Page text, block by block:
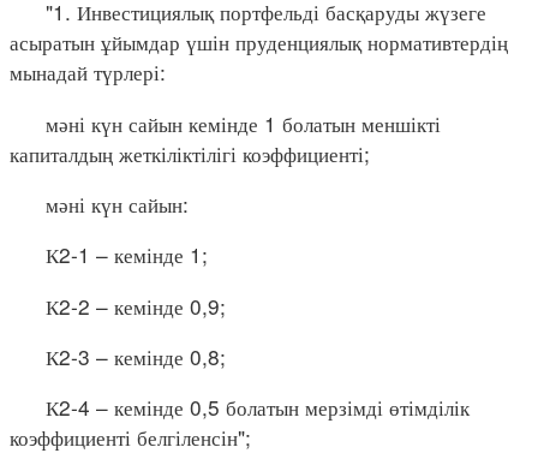
"1. Инвестициялық портфельді басқаруды жүзеге
асыратын ұйымдар үшін пруденциялық нормативтердің
мынадай түрлері:
мәні күн сайын кемінде 1 болатын меншікті
капиталдың жеткіліктілігі коэффициенті;
мәні күн сайын:
К2-1 – кемінде 1;
К2-2 – кемінде 0,9;
К2-3 – кемінде 0,8;
К2-4 – кемінде 0,5 болатын мерзімді өтімділік
коэффициенті белгіленсін";